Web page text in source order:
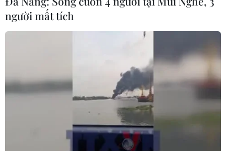
Thông báo của Iran được đưa ra vài ngày sau khi phái
đoàn của Saudi Arabia thực hiện chuyến thăm tương tự
tới Tehran, giữa lúc hai bên nỗ lực khôi phục quan hệ
người mất tích